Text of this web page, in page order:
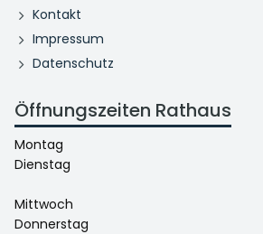
Kontakt
Impressum
Datenschutz
Öffnungszeiten Rathaus
Montag
Dienstag
Mittwoch
Donnerstag